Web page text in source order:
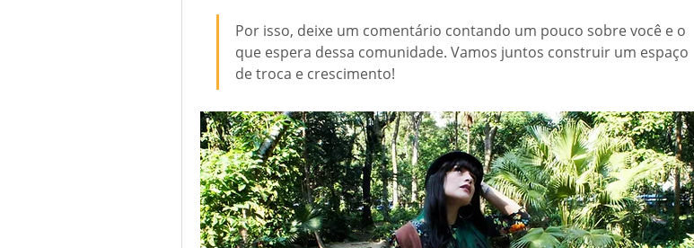
Por isso, deixe um comentário contando um pouco sobre você e o
que espera dessa comunidade. Vamos juntos construir um espaço
de troca e crescimento!